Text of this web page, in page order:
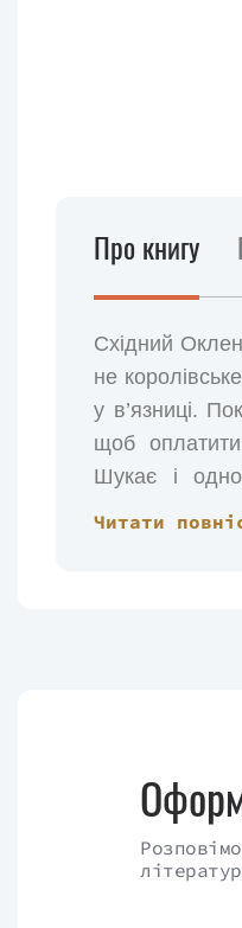
Про книгу
Східний
не
у в’язниці.
щоб
Шукає і
Відтепер її
Читати